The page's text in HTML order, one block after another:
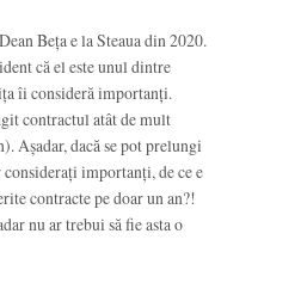
Beța e la Steaua din 2020.
că el este unul dintre
îi consideră importanți.
contractul atât de mult
Așadar, dacă se pot prelungi
importanți, de ce e
contracte pe doar un an?!
nu ar trebui să fie asta o